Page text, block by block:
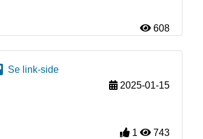
608
Se link-side
2025-01-15
1 743